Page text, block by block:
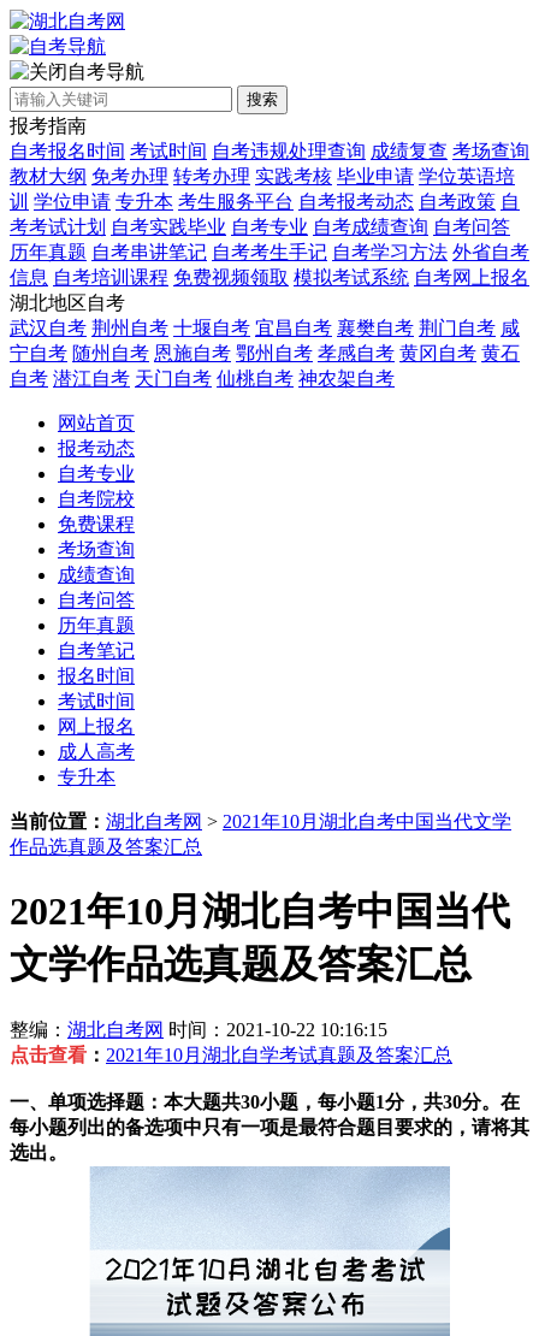
自考导航
搜索
报考指南
自考报名时间 考试时间 自考违规处理查询 成绩复查 考场查询
教材大纲 免考办理 转考办理 实践考核 毕业申请 学位英语培
训 学位申请 专升本 考生服务平台 自考报考动态 自考政策 自
考考试计划 自考实践毕业 自考专业 自考成绩查询 自考问答
历年真题 自考串讲笔记 自考考生手记 自考学习方法 外省自考
信息 自考培训课程 免费视频领取 模拟考试系统 自考网上报名
湖北地区自考
武汉自考 荆州自考 十堰自考 宜昌自考 襄樊自考 荆门自考 咸
宁自考 随州自考 恩施自考 鄂州自考 孝感自考 黄冈自考 黄石
自考 潜江自考 天门自考 仙桃自考 神农架自考
网站首页
报考动态
自考专业
自考院校
免费课程
考场查询
成绩查询
自考问答
历年真题
自考笔记
报名时间
考试时间
网上报名
成人高考
专升本
当前位置： 湖北自考网 > 2021年10月湖北自考中国当代文学
作品选真题及答案汇总
2021年10月湖北自考中国当代
文学作品选真题及答案汇总
整编： 湖北自考网 时间：2021-10-22 10:16:15
点击查看 ： 2021年10月湖北自学考试真题及答案汇总
一、单项选择题：本大题共30小题，每小题1分，共30分。在
每小题列出的备选项中只有一项是最符合题目要求的，请将其
选出。